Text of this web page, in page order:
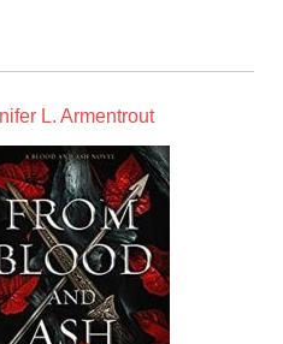
L. Armentrout